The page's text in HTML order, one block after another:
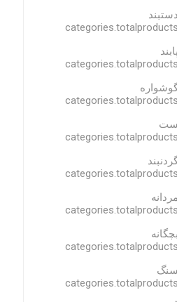
دستبند
categories.totalproducts
پابند
categories.totalproducts
categories.totalproducts
ست
categories.totalproducts
categories.totalproducts
مردانه
categories.totalproducts
بچگانه
categories.totalproducts
سنگ
categories.totalproducts